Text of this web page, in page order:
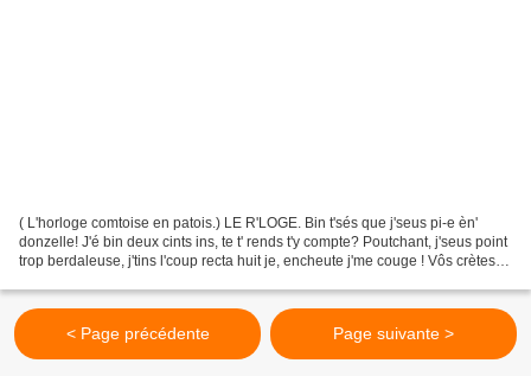
( L'horloge comtoise en patois.) LE R'LOGE. Bin t'sés que j'seus pi-e èn'
donzelle! J'é bin deux cints ins, te t' rends t'y compte? Poutchant, j'seus point
trop berdaleuse, j'tins l'coup recta huit je, encheute j'me couge ! Vôs crètes
< Page précédente Page suivante >